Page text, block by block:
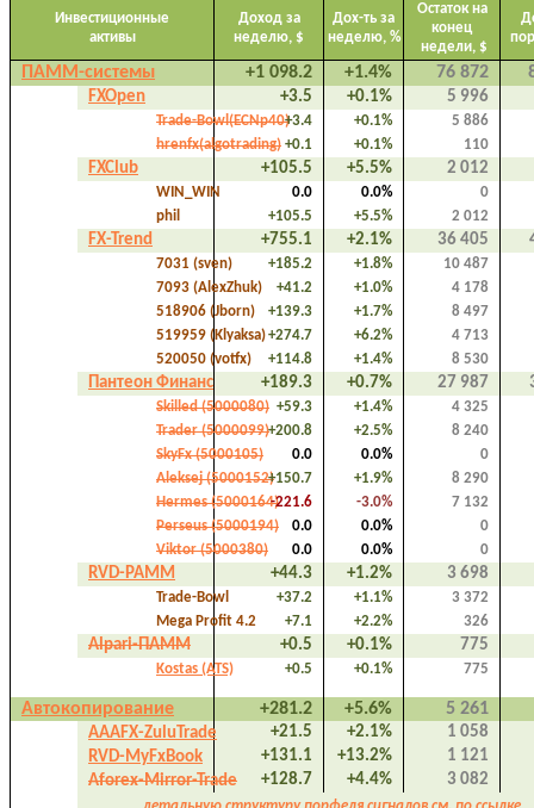
Инвестиционные
активы
Доход за
неделю, $
Дох-ть за
неделю, %
Остаток на
конец
недели, $
ПАММ-системы +1 098.2 +1.4% 76 872
FXOpen +3.5 +0.1% 5 996
Trade-Bowl(ECNp40)+3.4 +0.1%
5 886
hrenfx(algotrading) +0.1 +0.1% 110
FXClub +105.5 +5.5% 2 012
WIN_WIN 0.0 0.0%
0
phil
+105.5 +5.5% 2 012
FX-Trend +755.1 +2.1% 36 405
7031 (sven) +185.2 +1.8%
10 487
7093 (AlexZhuk)
+41.2 +1.0%
4 178
518906 (Jborn)
+139.3 +1.7%
8 497
519959 (Klyaksa)+274.7 +6.2%
4 713
520050 (votfx)
+114.8 +1.4% 8 530
Пантеон Финанс +189.3 +0.7% 27 987
Skilled (5000080) +59.3 +1.4%
4 325
Trader (5000099)+200.8 +2.5%
8 240
SkyFx (5000105)
0.0 0.0%
0
Aleksej (5000152)+150.7 +1.9%
8 290
Hermes (5000164)-221.6 -3.0%
7 132
Perseus (5000194)
0.0 0.0%
0
Viktor (5000380)
0.0 0.0% 0
RVD-PAMM +44.3 +1.2% 3 698
Trade-Bowl +37.2 +1.1%
3 372
Mega Profit 4.2
+7.1 +2.2% 326
Alpari-ПАММ +0.5 +0.1% 775
Kostas (ATS) +0.5 +0.1% 775
Автокопирование +281.2 +5.6% 5 261
AAAFX-ZuluTrade +21.5 +2.1%
1 058
RVD-MyFxBook
+131.1 +13.2%
1 121
Aforex-Mirror-Trade
+128.7 +4.4% 3 082